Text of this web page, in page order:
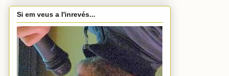
Si em veus a l'inrevés...